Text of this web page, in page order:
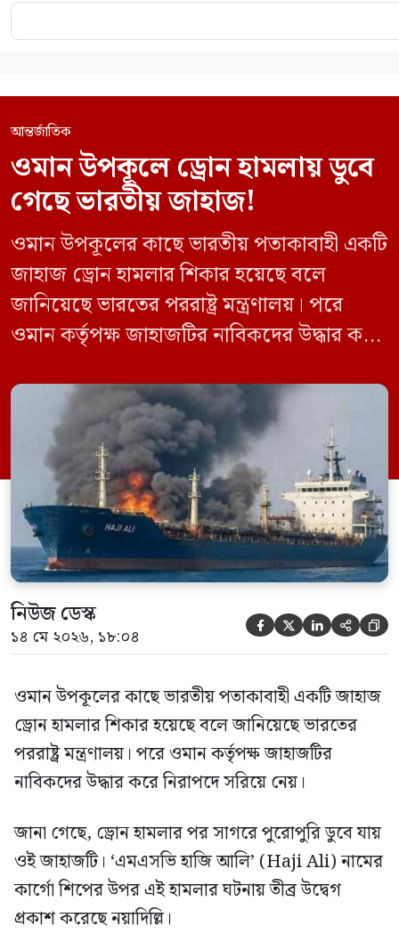
আন্তর্জাতিক
ওমান উপকূলে ড্রোন হামলায় ডুবে
গেছে ভারতীয় জাহাজ!
ওমান উপকূলের কাছে ভারতীয় পতাকাবাহী একটি
জাহাজ ড্রোন হামলার শিকার হয়েছে বলে
জানিয়েছে ভারতের পররাষ্ট্র মন্ত্রণালয়। পরে
ওমান কর্তৃপক্ষ জাহাজটির নাবিকদের উদ্ধার করে
পর সাগরে পুরোপুরি ডুবে যায় ওই জাহাজটি।
‘এমএসভি হাজি আলি’ (Haji Ali) নামের
কার্গো শিপের উপর এই হামলার ঘটনায় তীব্র
উদ্বেগ প্রকাশ করেছে নয়াদিল্লি। প্রাথমিক […]
নিউজ ডেস্ক
১৪ মে ২০২৬, ১৮:০৪     
ওমান উপকূলের কাছে ভারতীয় পতাকাবাহী একটি জাহাজ
ড্রোন হামলার শিকার হয়েছে বলে জানিয়েছে ভারতের
পররাষ্ট্র মন্ত্রণালয়। পরে ওমান কর্তৃপক্ষ জাহাজটির
নাবিকদের উদ্ধার করে নিরাপদে সরিয়ে নেয়।
জানা গেছে, ড্রোন হামলার পর সাগরে পুরোপুরি ডুবে যায়
ওই জাহাজটি। ‘এমএসভি হাজি আলি’ (Haji Ali) নামের
কার্গো শিপের উপর এই হামলার ঘটনায় তীব্র উদ্বেগ
প্রকাশ করেছে নয়াদিল্লি।